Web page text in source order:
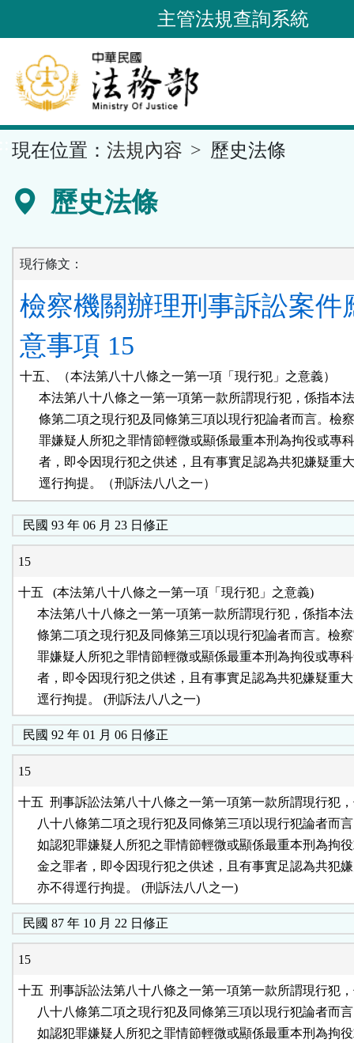
到
要
內
容
區
主管法規查詢系統
現在位置： 法規內容 歷史法條
歷史法條
現行條文：
檢察機關辦理刑事訴訟案件
意事項 15
十五、（本法第八十八條之一第一項「現行犯」之意義）
本法第八十八條之一第一項第一款所謂現行犯，係指本
條第二項之現行犯及同條第三項以現行犯論者而言。檢
罪嫌疑人所犯之罪情節輕微或顯係最重本刑為拘役或專
者，即令因現行犯之供述，且有事實足認為共犯嫌疑重
      逕行拘提。（刑訴法八八之一）
民國 93 年 06 月 23 日修正
15
十五   (本法第八十八條之一第一項「現行犯」之意義)
本法第八十八條之一第一項第一款所謂現行犯，係指本
條第二項之現行犯及同條第三項以現行犯論者而言。檢
罪嫌疑人所犯之罪情節輕微或顯係最重本刑為拘役或專
者，即令因現行犯之供述，且有事實足認為共犯嫌疑重
      逕行拘提。 (刑訴法八八之一)
民國 92 年 01 月 06 日修正
15
十五  刑事訴訟法第八十八條之一第一項第一款所謂現行犯
八十八條第二項之現行犯及同條第三項以現行犯論者而
如認犯罪嫌疑人所犯之罪情節輕微或顯係最重本刑為拘
金之罪者，即令因現行犯之供述，且有事實足認為共犯
民國 87 年 10 月 22 日修正
15
十五  刑事訴訟法第八十八條之一第一項第一款所謂現行犯
八十八條第二項之現行犯及同條第三項以現行犯論者而
如認犯罪嫌疑人所犯之罪情節輕微或顯係最重本刑為拘